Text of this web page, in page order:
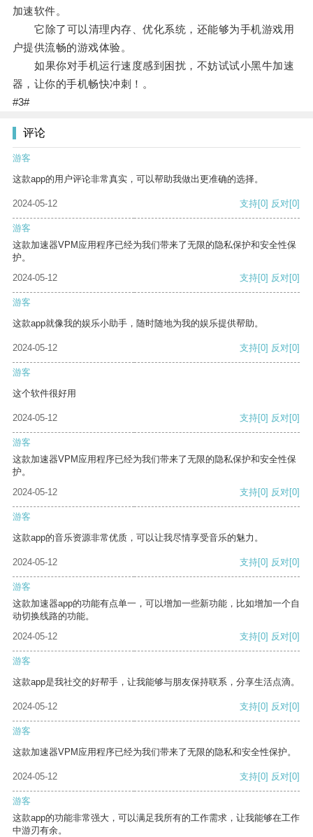
加速软件。
它除了可以清理内存、优化系统，还能够为手机游戏用
户提供流畅的游戏体验。
如果你对手机运行速度感到困扰，不妨试试小黑牛加速
器，让你的手机畅快冲刺！。
#3#
评论
游客
这款app的用户评论非常真实，可以帮助我做出更准确的选择。
2024-05-12 支持[0] 反对[0]
游客
这款加速器VPM应用程序已经为我们带来了无限的隐私保护和安全性保
护。
2024-05-12
支持[0] 反对[0]
游客
这款app就像我的娱乐小助手，随时随地为我的娱乐提供帮助。
2024-05-12 支持[0] 反对[0]
游客
这个软件很好用
2024-05-12 支持[0] 反对[0]
游客
这款加速器VPM应用程序已经为我们带来了无限的隐私保护和安全性保
护。
2024-05-12
支持[0] 反对[0]
游客
这款app的音乐资源非常优质，可以让我尽情享受音乐的魅力。
2024-05-12 支持[0] 反对[0]
游客
这款加速器app的功能有点单一，可以增加一些新功能，比如增加一个自
动切换线路的功能。
2024-05-12
支持[0] 反对[0]
游客
这款app是我社交的好帮手，让我能够与朋友保持联系，分享生活点滴。
2024-05-12 支持[0] 反对[0]
游客
这款加速器VPM应用程序已经为我们带来了无限的隐私和安全性保护。
2024-05-12 支持[0] 反对[0]
游客
这款app的功能非常强大，可以满足我所有的工作需求，让我能够在工作
中游刃有余。